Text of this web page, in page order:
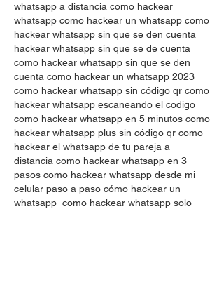
whatsapp a distancia como hackear
whatsapp como hackear un whatsapp como
hackear whatsapp sin que se den cuenta
hackear whatsapp sin que se de cuenta
como hackear whatsapp sin que se den
cuenta como hackear un whatsapp 2023
como hackear whatsapp sin código qr como
hackear whatsapp escaneando el codigo
como hackear whatsapp en 5 minutos como
hackear whatsapp plus sin código qr como
hackear el whatsapp de tu pareja a
distancia como hackear whatsapp en 3
pasos como hackear whatsapp desde mi
celular paso a paso cómo hackear un
whatsapp  como hackear whatsapp solo